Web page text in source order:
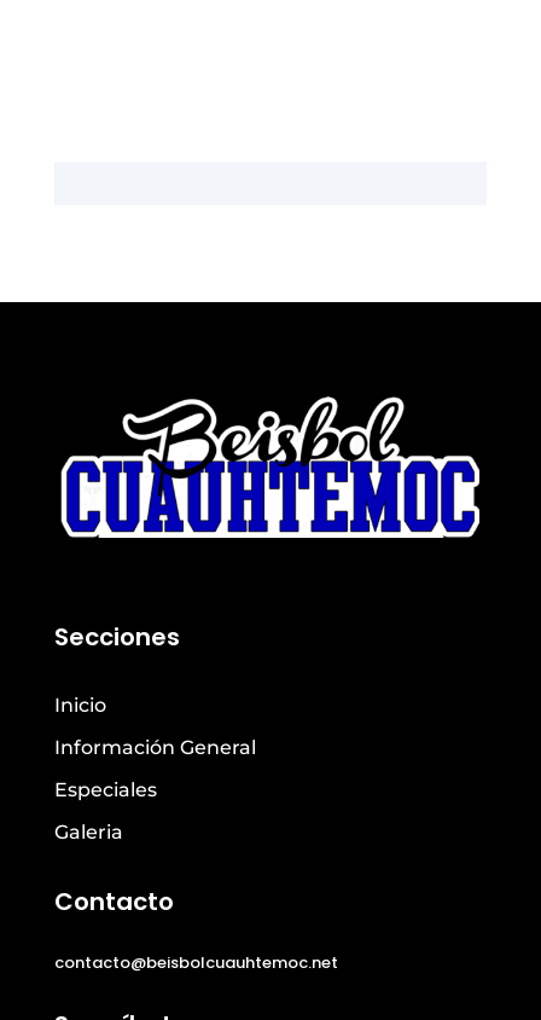
Secciones
Inicio
Información General
Especiales
Galeria
Contacto
contacto@beisbolcuauhtemoc.net